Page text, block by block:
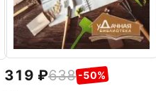
319 638 -50%